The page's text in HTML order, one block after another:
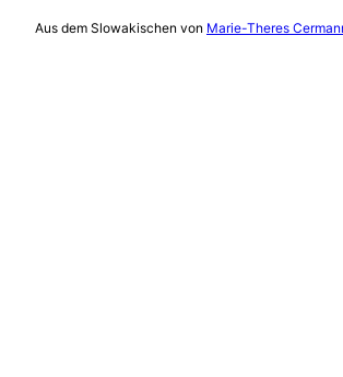
Aus dem Slowakischen von Marie-Theres